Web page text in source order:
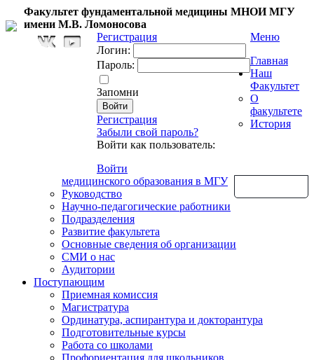
Факультет фундаментальной медицины МНОИ МГУ
имени М.В. Ломоносова
Регистрация
Логин:
Пароль:
Запомни
Регистрация
Забыли свой пароль?
Войти как пользователь:
Войти
Меню
Главная
Наш
Факультет
О
факультете
История
медицинского образования в МГУ
Руководство
Научно-педагогические работники
Подразделения
Развитие факультета
Основные сведения об организации
СМИ о нас
Аудитории
Поступающим
Приемная комиссия
Магистратура
Ординатура, аспирантура и докторантура
Подготовительные курсы
Работа со школами
Профориентация для школьников